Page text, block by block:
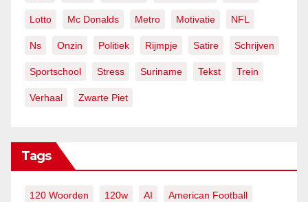
Lotto Mc Donalds Metro Motivatie NFL
Ns Onzin Politiek Rijmpje Satire Schrijven
Sportschool Stress Suriname Tekst Trein
Verhaal Zwarte Piet
Tags
120 Woorden 120w AI American Football